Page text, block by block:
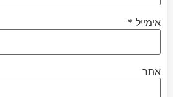
אימייל *
אתר